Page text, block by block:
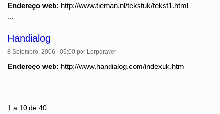
Endereço web: http://www.tieman.nl/tekstuk/tekst1.html
Handialog
8 Setembro, 2006 - 05:00 por Lerparaver
Endereço web: http://www.handialog.com/indexuk.htm
1 a 10 de 40